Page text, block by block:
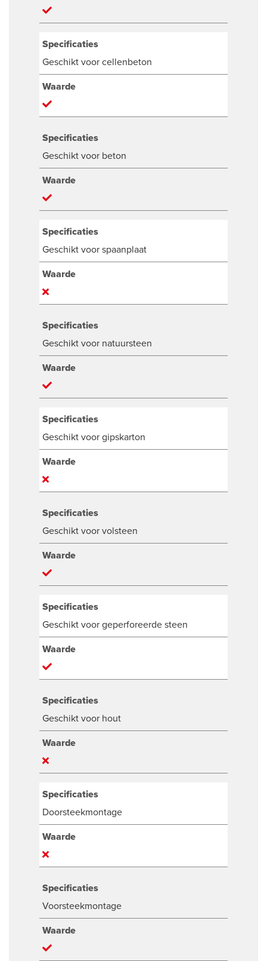
Specificaties
Geschikt voor cellenbeton
Waarde
Specificaties
Geschikt voor beton
Waarde
Specificaties
Geschikt voor spaanplaat
Waarde
Specificaties
Geschikt voor natuursteen
Waarde
Specificaties
Geschikt voor gipskarton
Waarde
Specificaties
Geschikt voor volsteen
Waarde
Specificaties
Geschikt voor geperforeerde steen
Waarde
Specificaties
Geschikt voor hout
Waarde
Specificaties
Doorsteekmontage
Waarde
Specificaties
Voorsteekmontage
Waarde